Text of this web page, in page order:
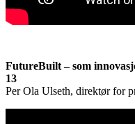
FutureBuilt – som
13
Per Ola Ulseth, direktør for